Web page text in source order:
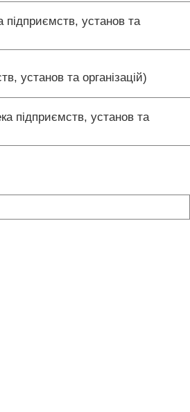
підприємств, установ та
установ та організацій)
підприємств, установ та